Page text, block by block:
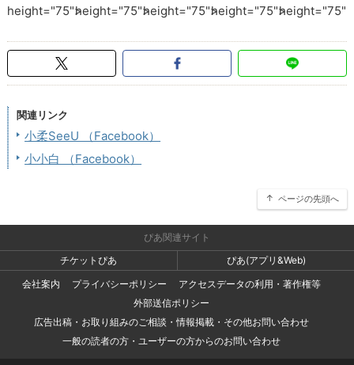
height="75">height="75">height="75">height="75">height="75">
関連リンク
小柔SeeU （Facebook）
小小白 （Facebook）
ページの先頭へ
ぴあ関連サイト
チケットぴあ
ぴあ(アプリ&Web)
会社案内
プライバシーポリシー
アクセスデータの利用・著作権等
外部送信ポリシー
広告出稿・お取り組みのご相談・情報掲載・その他お問い合わせ
一般の読者の方・ユーザーの方からのお問い合わせ